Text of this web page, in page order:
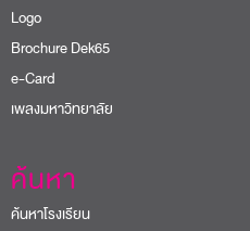
Logo
Brochure Dek65
e-Card
เพลงมหาวิทยาลัย
ค้นหา
ค้นหาโรงเรียน